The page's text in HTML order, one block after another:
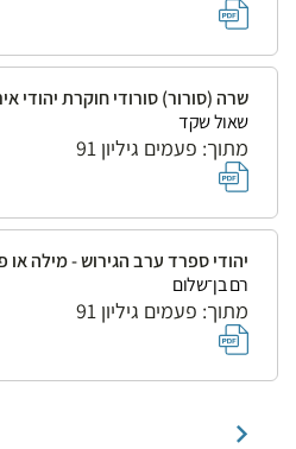
שרה (סורור) סורודי חוקרת יהודי
שאול שקד
מתוך: פעמים גיליון 91
יהודי ספרד ערב הגירוש - מילה או
רם בן־שלום
מתוך: פעמים גיליון 91